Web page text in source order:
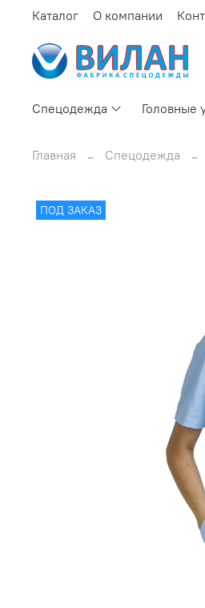
Каталог О компании
Спецодежда Головные
Главная Спецодежда
ПОД ЗАКАЗ